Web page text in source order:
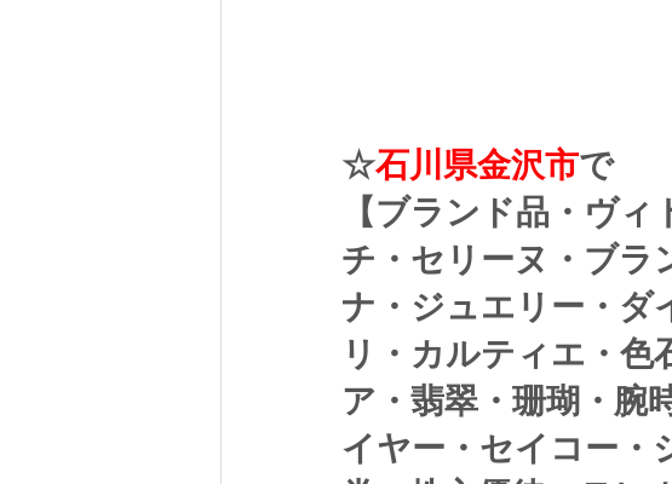
☆石川県金沢市で
【ブランド品・ヴ
チ・セリーヌ・ブラ
ナ・ジュエリー・ダ
リ・カルティエ・
ア・翡翠・珊瑚・腕
イヤー・セイコー・